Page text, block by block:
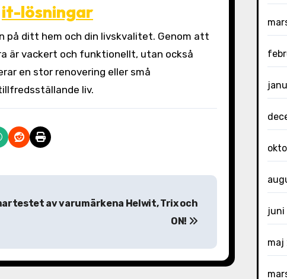
it-lösningar
på ditt hem och din livskvalitet. Genom att
är vackert och funktionellt, utan också
en stor renovering eller små
liv.
av varumärkena Helwit, Trix och
ON!
maj